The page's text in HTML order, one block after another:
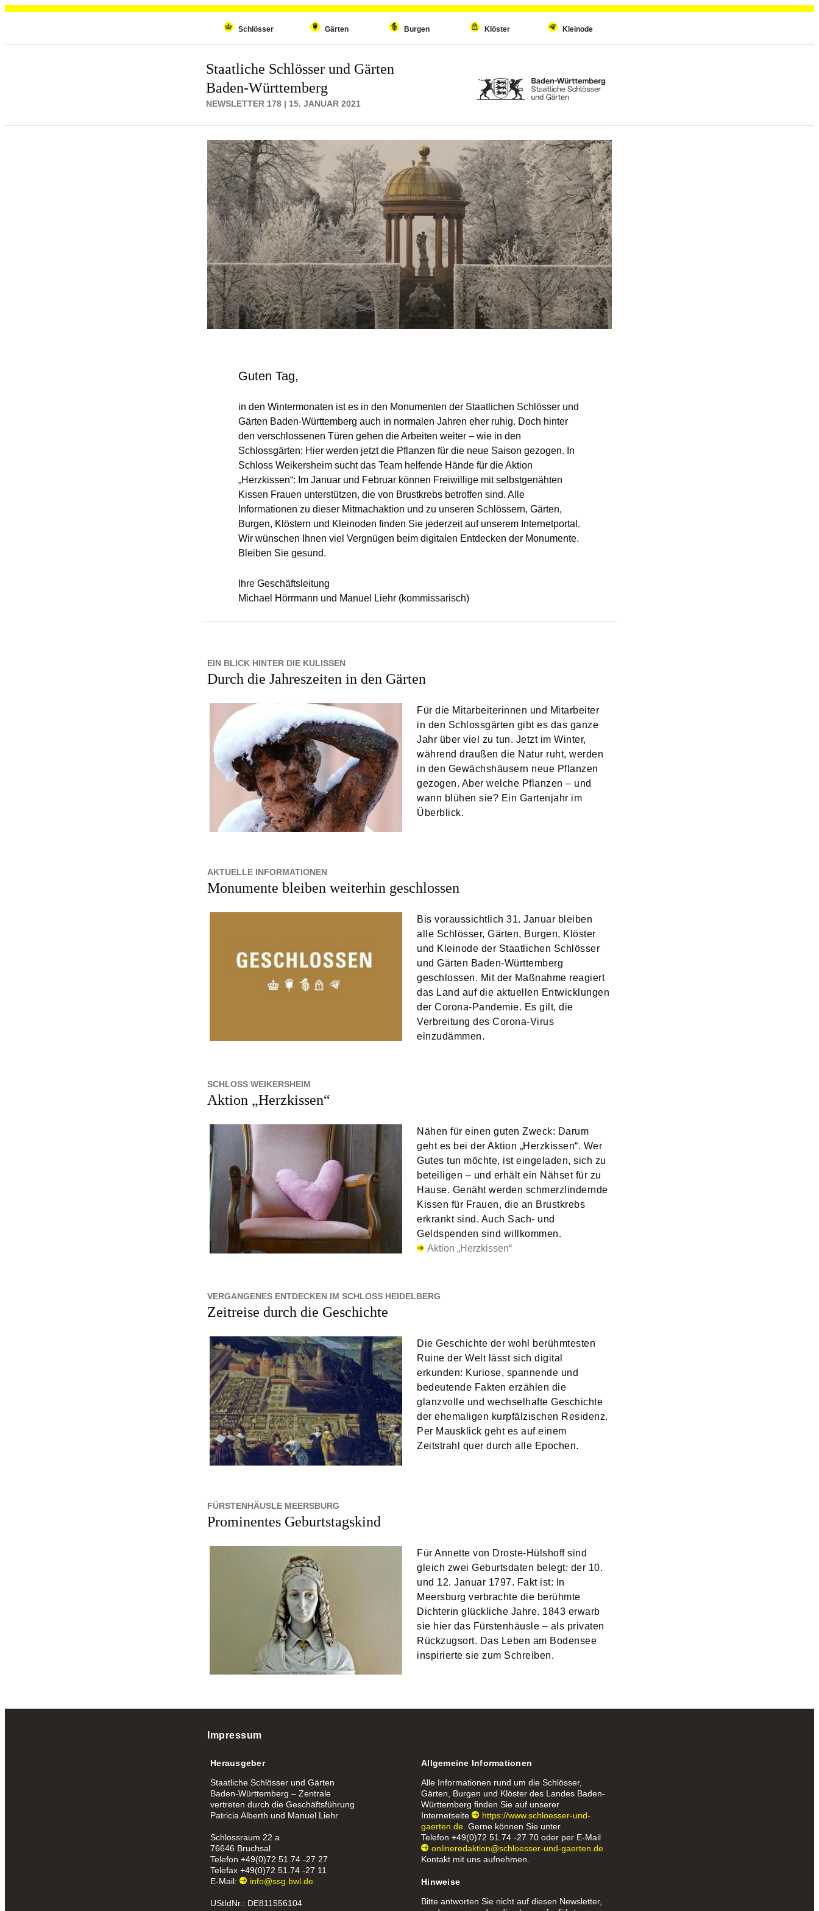
Wiederholenden Inhalt überspringen
Schlösser Gärten Burgen Klöster Kleinode
Staatliche Schlösser und Gärten
Baden-Württemberg
NEWSLETTER 178 | 15. JANUAR 2021
Guten Tag,
in den Wintermonaten ist es in den Monumenten der Staatlichen Schlösser und
Gärten Baden-Württemberg auch in normalen Jahren eher ruhig. Doch hinter
den verschlossenen Türen gehen die Arbeiten weiter – wie in den
Schlossgärten: Hier werden jetzt die Pflanzen für die neue Saison gezogen. In
Schloss Weikersheim sucht das Team helfende Hände für die Aktion
„Herzkissen“: Im Januar und Februar können Freiwillige mit selbstgenähten
Kissen Frauen unterstützen, die von Brustkrebs betroffen sind. Alle
Informationen zu dieser Mitmachaktion und zu unseren Schlössern, Gärten,
Burgen, Klöstern und Kleinoden finden Sie jederzeit auf unserem Internetportal.
Wir wünschen Ihnen viel Vergnügen beim digitalen Entdecken der Monumente.
Bleiben Sie gesund.
Ihre Geschäftsleitung
Michael Hörrmann und Manuel Liehr (kommissarisch)
EIN BLICK HINTER DIE KULISSEN
Durch die Jahreszeiten in den Gärten
Für die Mitarbeiterinnen und Mitarbeiter
in den Schlossgärten gibt es das ganze
Jahr über viel zu tun. Jetzt im Winter,
während draußen die Natur ruht, werden
in den Gewächshäusern neue Pflanzen
gezogen. Aber welche Pflanzen – und
wann blühen sie? Ein Gartenjahr im
Überblick.
AKTUELLE INFORMATIONEN
Monumente bleiben weiterhin geschlossen
Bis voraussichtlich 31. Januar bleiben
alle Schlösser, Gärten, Burgen, Klöster
und Kleinode der Staatlichen Schlösser
und Gärten Baden-Württemberg
geschlossen. Mit der Maßnahme reagiert
das Land auf die aktuellen Entwicklungen
der Corona-Pandemie. Es gilt, die
Verbreitung des Corona-Virus
einzudämmen.
SCHLOSS WEIKERSHEIM
Aktion „Herzkissen“
Nähen für einen guten Zweck: Darum
geht es bei der Aktion „Herzkissen“. Wer
Gutes tun möchte, ist eingeladen, sich zu
beteiligen – und erhält ein Nähset für zu
Hause. Genäht werden schmerzlindernde
Kissen für Frauen, die an Brustkrebs
erkrankt sind. Auch Sach- und
Geldspenden sind willkommen.
Aktion „Herzkissen“
VERGANGENES ENTDECKEN IM SCHLOSS HEIDELBERG
Zeitreise durch die Geschichte
Die Geschichte der wohl berühmtesten
Ruine der Welt lässt sich digital
erkunden: Kuriose, spannende und
bedeutende Fakten erzählen die
glanzvolle und wechselhafte Geschichte
der ehemaligen kurpfälzischen Residenz.
Per Mausklick geht es auf einem
Zeitstrahl quer durch alle Epochen.
FÜRSTENHÄUSLE MEERSBURG
Prominentes Geburtstagskind
Für Annette von Droste-Hülshoff sind
gleich zwei Geburtsdaten belegt: der 10.
und 12. Januar 1797. Fakt ist: In
Meersburg verbrachte die berühmte
Dichterin glückliche Jahre. 1843 erwarb
sie hier das Fürstenhäusle ‒ als privaten
Rückzugsort. Das Leben am Bodensee
inspirierte sie zum Schreiben.
Impressum
Herausgeber
Staatliche Schlösser und Gärten
Baden-Württemberg – Zentrale
vertreten durch die Geschäftsführung
Patricia Alberth und Manuel Liehr
Schlossraum 22 a
76646 Bruchsal
Telefon +49(0)72 51.74 -27 27
Telefax +49(0)72 51.74 -27 11
E-Mail:
info@ssg.bwl.de
UStIdNr.: DE811556104
Allgemeine Informationen
Alle Informationen rund um die Schlösser,
Gärten, Burgen und Klöster des Landes Baden-
Württemberg finden Sie auf unserer
Internetseite
https://www.schloesser-und-
gaerten.de . Gerne können Sie unter
Telefon +49(0)72 51.74 -27 70 oder per E-Mail
onlineredaktion@schloesser-und-gaerten.de
Kontakt mit uns aufnehmen.
Hinweise
Bitte antworten Sie nicht auf diesen Newsletter,